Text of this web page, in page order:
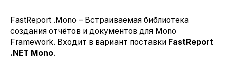
FastReport .Mono – Встраиваемая библиотека
создания отчётов и документов для Mono
Framework. Входит в вариант поставки FastReport
.NET Mono.